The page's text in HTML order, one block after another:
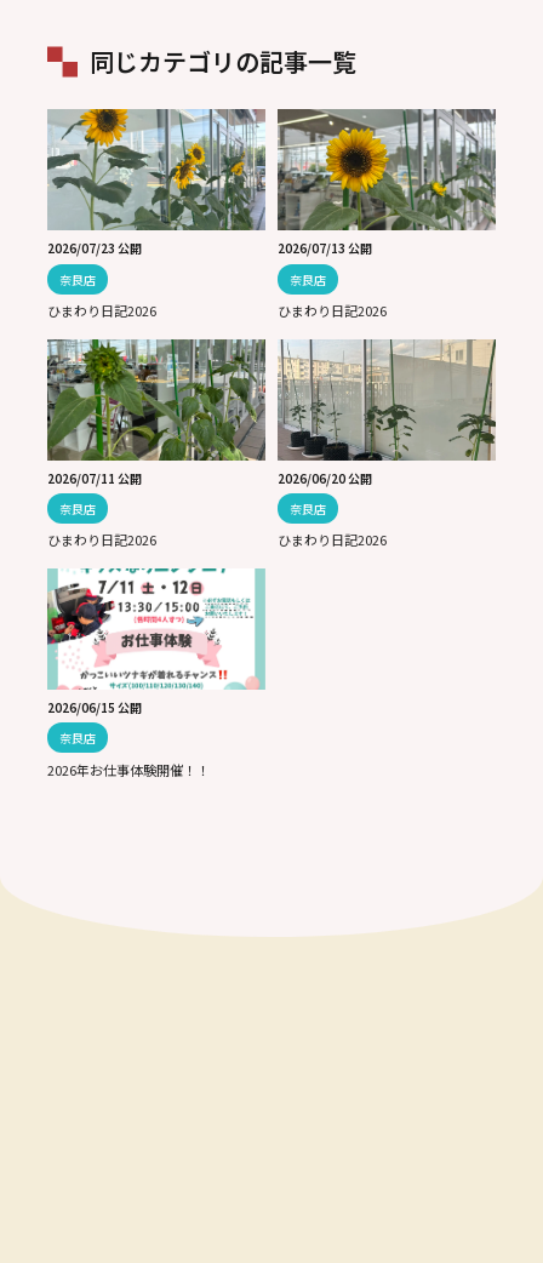
同じカテゴリの記事一覧
2026/07/23 公開
奈良店
ひまわり日記2026
2026/07/13 公開
奈良店
ひまわり日記2026
2026/07/11 公開
奈良店
ひまわり日記2026
2026/06/20 公開
奈良店
ひまわり日記2026
2026/06/15 公開
奈良店
2026年お仕事体験開催！！